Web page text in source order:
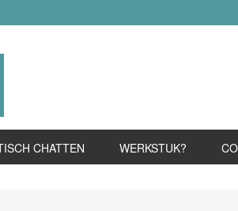
CHATTEN WERKSTUK?